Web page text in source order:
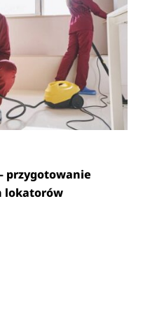
przygotowanie
lokatorów